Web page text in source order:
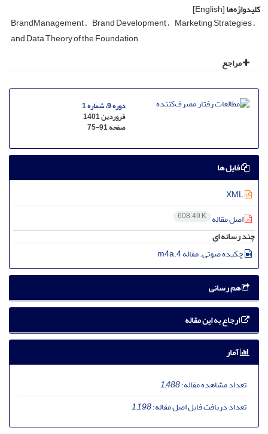
کلیدواژه‌ها[English]
BrandManagement Brand Development Marketing Strategies
and Data Theory of the Foundation
مراجع
دوره 9، شماره 1
فروردین 1401
صفحه75-91
فایل ها
اصل مقاله 608.49 K
چند رسانه ای
چکیده صوتی. مقاله 4.m4a
هم رسانی
ارجاع به این مقاله
آمار
تعداد مشاهده مقاله:1,488
تعداد دریافت فایل اصل مقاله:1,198